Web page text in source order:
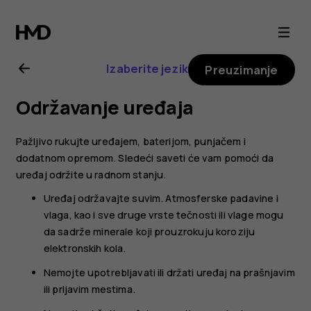
Uputstvo
za
korisnike
telefona
Nokia
G21
Izaberite jezik Preuzimanje
Održavanje uređaja
Pažljivo rukujte uređajem, baterijom, punjačem i
dodatnom opremom. Sledeći saveti će vam pomoći da
uređaj održite u radnom stanju.
Uređaj održavajte suvim. Atmosferske padavine i
vlaga, kao i sve druge vrste tečnosti ili vlage mogu
da sadrže minerale koji prouzrokuju koroziju
elektronskih kola.
Nemojte upotrebljavati ili držati uređaj na prašnjavim
ili prljavim mestima.